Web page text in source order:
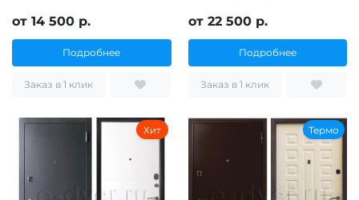
от 14 500 р.
Подробнее
Заказ в 1 клик
от 22 500 р.
Подробнее
Заказ в 1 клик
Хит Термо